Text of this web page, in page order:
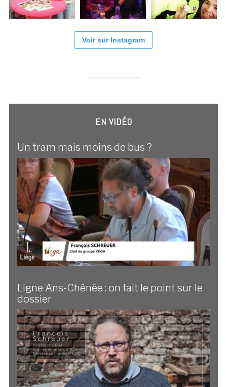
Voir sur Instagram
EN VIDÉO
Un tram mais moins de bus ?
Ligne Ans-Chênée : on fait le point sur le
dossier